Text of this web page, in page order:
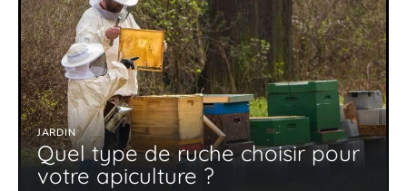
JARDIN
Quel type de ruche choisir pour
votre apiculture ?